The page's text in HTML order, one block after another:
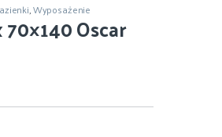
,Wyposażenie
Oscar